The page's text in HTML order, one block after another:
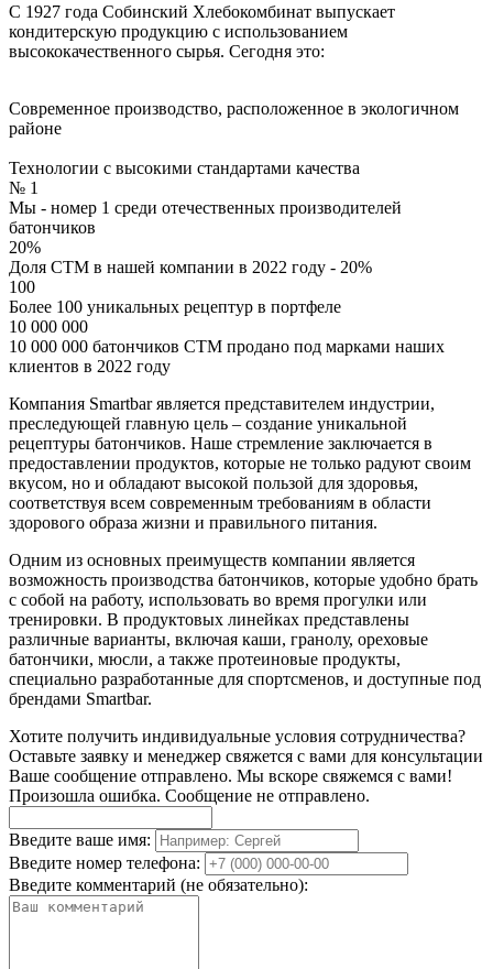
С 1927 года Собинский Хлебокомбинат выпускает
кондитерскую продукцию с использованием
высококачественного сырья. Сегодня это:
Современное производство, расположенное в экологичном
районе
Технологии с высокими стандартами качества
№ 1
Мы - номер 1 среди отечественных производителей
батончиков
20%
Доля СТМ в нашей компании в 2022 году - 20%
100
Более 100 уникальных рецептур в портфеле
10 000 000
10 000 000 батончиков СТМ продано под марками наших
клиентов в 2022 году
Компания Smartbar является представителем индустрии,
преследующей главную цель – создание уникальной
рецептуры батончиков. Наше стремление заключается в
предоставлении продуктов, которые не только радуют своим
вкусом, но и обладают высокой пользой для здоровья,
соответствуя всем современным требованиям в области
здорового образа жизни и правильного питания.
Одним из основных преимуществ компании является
возможность производства батончиков, которые удобно брать
с собой на работу, использовать во время прогулки или
тренировки. В продуктовых линейках представлены
различные варианты, включая каши, гранолу, ореховые
батончики, мюсли, а также протеиновые продукты,
специально разработанные для спортсменов, и доступные под
брендами Smartbar.
Хотите получить индивидуальные условия сотрудничества?
Оставьте заявку и менеджер свяжется с вами для консультации
Ваше сообщение отправлено. Мы вскоре свяжемся с вами!
Произошла ошибка. Сообщение не отправлено.
Введите ваше имя:
Введите номер телефона:
Введите комментарий (не обязательно):